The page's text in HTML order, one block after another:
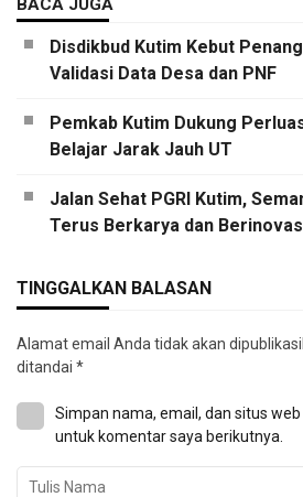
BACA JUGA
Disdikbud Kutim Kebut
Validasi Data Desa dan PNF
Pemkab Kutim Dukung
Belajar Jarak Jauh UT
Jalan Sehat PGRI Kutim,
Terus Berkarya dan
TINGGALKAN BALASAN
Alamat email Anda tidak akan
ditandai *
Simpan nama, email, dan situs
untuk komentar saya berikutnya.